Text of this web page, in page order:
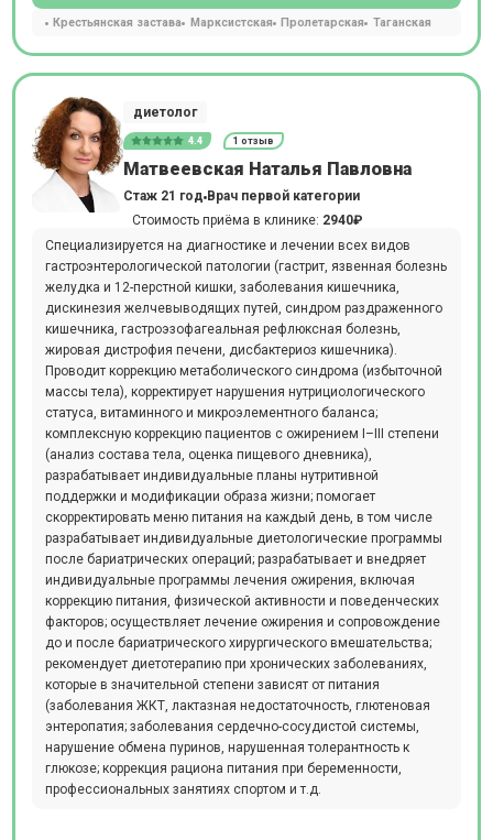
Крестьянская застава Марксистская Пролетарская Таганская
диетолог
4.4 1 отзыв
Матвеевская Наталья Павловна
Стаж 21 год Врач первой категории
Стоимость приёма в клинике: 2940₽
Специализируется на диагностике и лечении всех видов
гастроэнтерологической патологии (гастрит, язвенная болезнь
желудка и 12-перстной кишки, заболевания кишечника,
дискинезия желчевыводящих путей, синдром раздраженного
кишечника, гастроэзофагеальная рефлюксная болезнь,
жировая дистрофия печени, дисбактериоз кишечника).
Проводит коррекцию метаболического синдрома (избыточной
массы тела), корректирует нарушения нутрициологического
статуса, витаминного и микроэлементного баланса;
комплексную коррекцию пациентов с ожирением I–III степени
(анализ состава тела, оценка пищевого дневника),
разрабатывает индивидуальные планы нутритивной
поддержки и модификации образа жизни; помогает
скорректировать меню питания на каждый день, в том числе
разрабатывает индивидуальные диетологические программы
после бариатрических операций; разрабатывает и внедряет
индивидуальные программы лечения ожирения, включая
коррекцию питания, физической активности и поведенческих
факторов; осуществляет лечение ожирения и сопровождение
до и после бариатрического хирургического вмешательства;
рекомендует диетотерапию при хронических заболеваниях,
которые в значительной степени зависят от питания
(заболевания ЖКТ, лактазная недостаточность, глютеновая
энтеропатия; заболевания сердечно-сосудистой системы,
нарушение обмена пуринов, нарушенная толерантность к
глюкозе; коррекция рациона питания при беременности,
профессиональных занятиях спортом и т.д.